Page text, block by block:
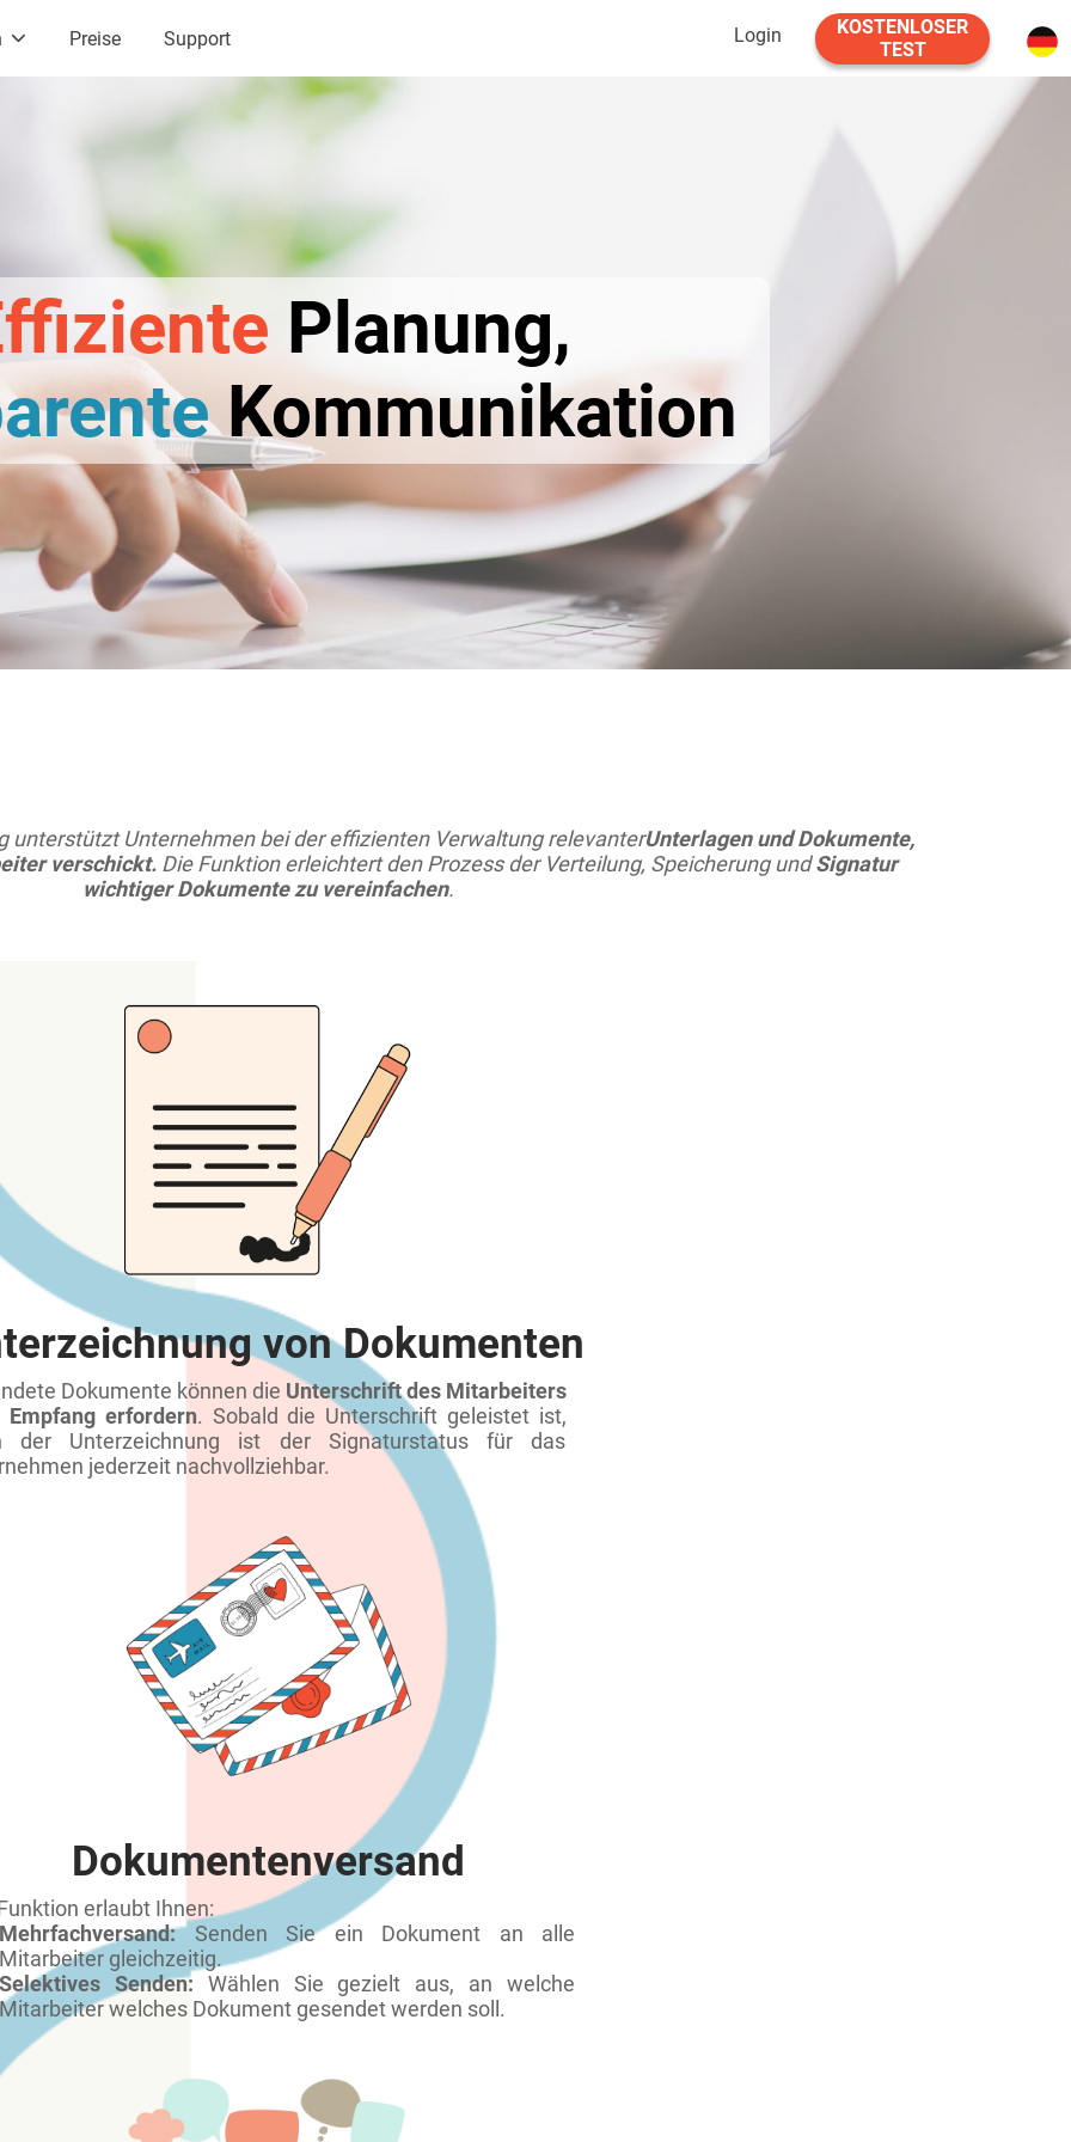
Preise Support Login
KOSTENLOSER
TEST
Planung,
Kommunikation
unterstützt Unternehmen bei der effizienten Verwaltung relevanterUnterlagen und Dokumente,
verschickt. Die Funktion erleichtert den Prozess der Verteilung, Speicherung undSignatur
wichtiger Dokumente zu vereinfachen.
von Dokumenten
Dokumente können die Unterschrift des Mitarbeiters
Empfang erfordern. Sobald die Unterschrift geleistet ist,
der Unterzeichnung ist der Signaturstatus für das
jederzeit nachvollziehbar.
Dokumentenversand
erlaubt Ihnen:
Mehrfachversand:Senden Sie ein Dokument an alle
Mitarbeiter gleichzeitig.
Selektives Senden: Wählen Sie gezielt aus, an welche
Mitarbeiter welches Dokument gesendet werden soll.